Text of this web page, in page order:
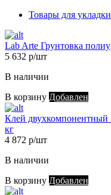
Товары для укладки
Lab Arte Грунтовка
5 632 р/шт
В наличии
В корзину Добавлен
Клей двухкомпонентный
кг
4 872 р/шт
В наличии
В корзину Добавлен